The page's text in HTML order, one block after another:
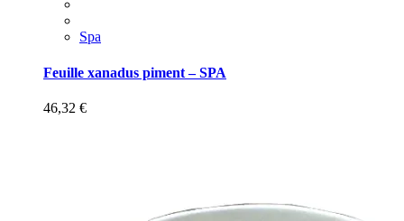
Spa
Feuille xanadus piment – SPA
46,32 €